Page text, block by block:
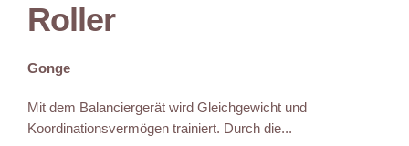
Roller
Gonge
Mit dem Balanciergerät wird Gleichgewicht und
Koordinationsvermögen trainiert. Durch die...